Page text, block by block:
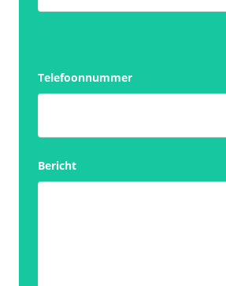
Telefoonnummer
Bericht